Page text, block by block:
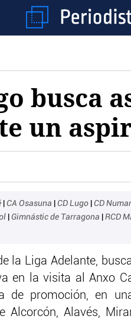
busca
un
CA Osasuna CD Lugo CD
Gimnástic de Tarragona RCD
la Liga Adelante,
en la visita al Anxo
de promoción, en
Alcorcón, Alavés,